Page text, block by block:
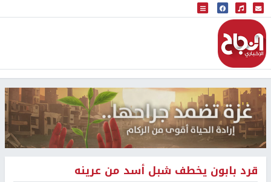
البث المباشر
إذاعة النجاح
قرد بابون يخطف شبل أسد من عرينه